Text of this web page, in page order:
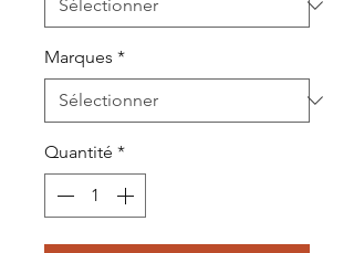
Marques *
Quantité *